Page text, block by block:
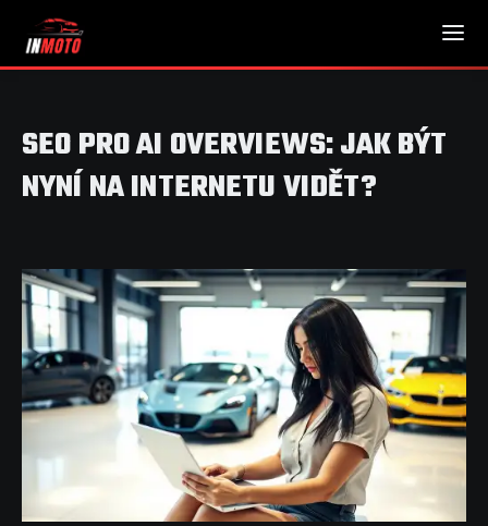
SEO PRO AI OVERVIEWS: JAK BÝT
NYNÍ NA INTERNETU VIDĚT?